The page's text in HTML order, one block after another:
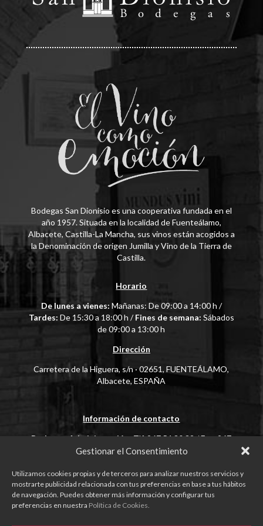
Gestionar el Consentimiento
Utilizamos cookies propias y de terceros para analizar nuestros servicios y
mostrarte publicidad relacionada con tus preferencias en base a tus hábitos
de navegación. Puedes obtener más información y configurar tus
preferencias en nuestra Política de Cookies.
Bodegas San Dionisio es una cooperativa fundada en el
año 1957. Situada en la localidad de Fuenteálamo,
Albacete, Castilla-La Mancha, sus vinos están acogidos a
la Denominación de origen Jumilla y Vino de la Tierra de
Castilla.
Horario
De lunes a vienes: Mañanas: De 09:00 a 14:00 h /
Tardes: De 15:30 a 18:00 h /Fines de semana: Sábados
de 09:00 a 13:00 h
Dirección
Carretera de la Higuera, s/n · 02651, FUENTEÁLAMO,
Albacete, ESPAÑA
Información de contacto
Bodega y Administración:Tlf. 967 54 30 32 / Fax: 967
54 31 36 /sandionisio@bodegassandionisio.es
Departamento Comercial:Tlf. + 34 967 54 30 32 / Fax:
+ 34 967 54 31 36 /comercial@bodegassandionisio.es